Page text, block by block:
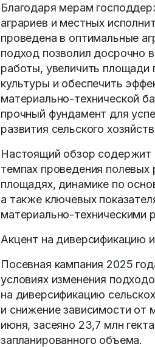
Благодаря мерам
аграриев и местных
проведена в оптимальные
подход позволил досрочно
работы, увеличить площади
культуры и обеспечить
материально-технической
прочный фундамент для
развития сельского
Настоящий обзор
темпах проведения полевых
площадях, динамике по
а также ключевых
материально-техническими
Акцент на диверсификацию
Посевная кампания 2025
условиях изменения
на диверсификацию
и снижение зависимости от
июня, засеяно 23,7 млн
запланированного объема.